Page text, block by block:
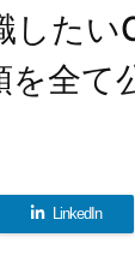
たい
全て
LinkedIn